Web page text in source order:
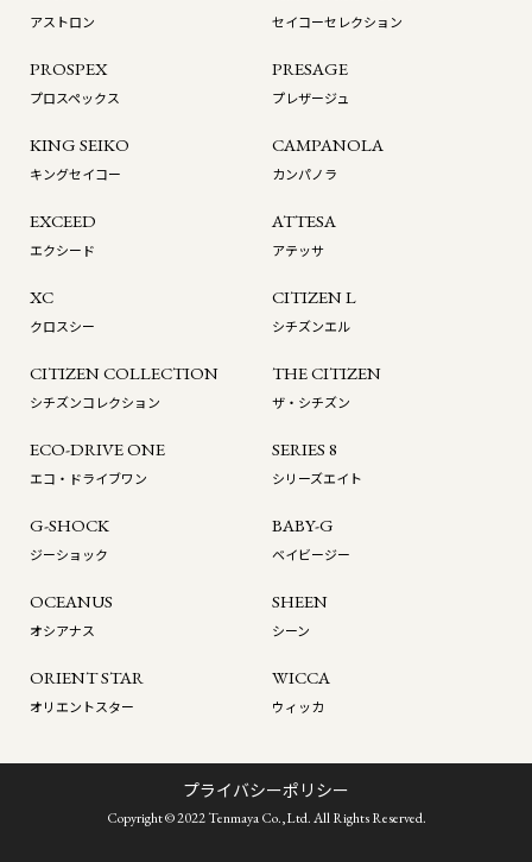
アストロン セイコーセレクション
PROSPEX
プロスペックス
PRESAGE
プレザージュ
KING SEIKO
キングセイコー
CAMPANOLA
カンパノラ
EXCEED
エクシード
ATTESA
アテッサ
XC
クロスシー
CITIZEN L
シチズンエル
CITIZEN COLLECTION
シチズンコレクション
THE CITIZEN
ザ・シチズン
ECO-DRIVE ONE
エコ・ドライブワン
SERIES 8
シリーズエイト
G-SHOCK
ジーショック
BABY-G
ベイビージー
OCEANUS
オシアナス
SHEEN
シーン
ORIENT STAR
オリエントスター
WICCA
ウィッカ
プライバシーポリシー
Copyright © 2022 Tenmaya Co.,Ltd. All Rights Reserved.